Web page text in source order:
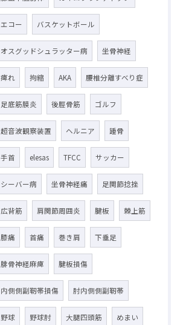
エコー バスケットボール
オスグッドシュラッター病 坐骨神経
痺れ 拘縮 AKA 腰椎分離すべり症
足底筋膜炎 後脛骨筋 ゴルフ
超音波観察装置 ヘルニア 踵骨
手首 elesas TFCC サッカー
シーバー病 坐骨神経痛 足関節捻挫
広背筋 肩関節周囲炎 腱板 棘上筋
膝痛 首痛 巻き肩 下垂足
腓骨神経麻痺 腱板損傷
内側側副靭帯損傷 肘内側側副靭帯
野球 野球肘 大腿四頭筋 めまい